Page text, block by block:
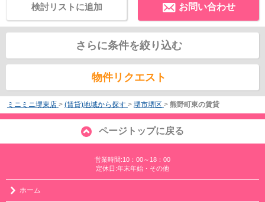
お問い合わせ
検討リストに追加
さらに条件を絞り込む
物件リクエスト
ミニミニ堺東店 > (賃貸)地域から探す > 堺市堺区 > 熊野町東の賃貸
ページトップに戻る
営業時間:10：00～18：00
定休日:年末年始・その他
ホーム